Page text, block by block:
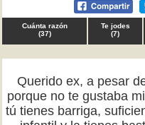
Cuánta razón
(37)
Te jodes
(7)
Querido ex, a pesar
porque no te gustaba
tú tienes barriga,